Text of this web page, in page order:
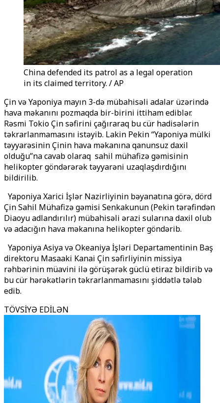
China defended its patrol as a legal operation
in its claimed territory. / AP
Çin və Yaponiya mayın 3-də mübahisəli adalar üzərində
hava məkanını pozmaqda bir-birini ittiham ediblər.
Rəsmi Tokio Çin səfirini çağıraraq bu cür hadisələrin
təkrarlanmamasını istəyib. Lakin Pekin “Yaponiya mülki
təyyarəsinin Çinin hava məkanına qanunsuz daxil
olduğu”na cavab olaraq sahil mühafizə gəmisinin
helikopter göndərərək təyyarəni uzaqlaşdırdığını
bildirilib.
Yaponiya Xarici İşlər Nazirliyinin bəyanatına görə, dörd
Çin Sahil Mühafizə gəmisi Senkakunun (Pekin tərəfindən
Diaoyu adlandırılır) mübahisəli ərazi sularına daxil olub
və adacığın hava məkanına helikopter göndərib.
Yaponiya Asiya və Okeaniya İşləri Departamentinin Baş
direktoru Masaaki Kanai Çin səfirliyinin missiya
rəhbərinin müavini ilə görüşərək güclü etiraz bildirib və
bu cür hərəkətlərin təkrarlanmamasını şiddətlə tələb
edib.
TÖVSİYƏ EDİLƏN